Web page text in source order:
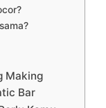
Making
Bar